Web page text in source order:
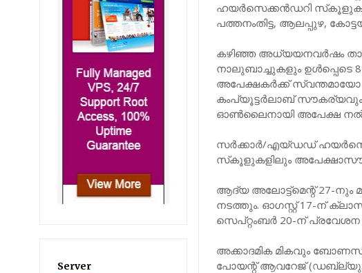
Server
ഹയര്‍സെക്കന്‍ഡറി
പത്തനംതിട്ട, ആലപ്പുഴ,
കഴിഞ്ഞ അധ്യയനവര്‍ഷം
നാലുബാച്ചുകളും ഉള്‍പ്പെടെ
അപേക്ഷകര്‍ക്ക് സ്വന്തമായോ
കംപ്യൂട്ടര്‍ലാബ്
ഓണ്‍ലൈനായി അപേക്ഷ
സര്‍ക്കാര്‍/എയ്ഡഡ്
സ്‌കൂളുകളിലും
ആദ്യ അലോട്ട്മെന്റ് 27-നും
നടത്തും. ഓഗസ്റ്റ് 17-ന്
സെപ്റ്റംബര്‍ 20-ന് പ്രവേശന
അക്കാദമിക മികവും ബോണസ്
പോയന്റ് ആവറേജ്